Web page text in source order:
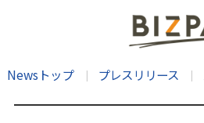
Newsトップ プレスリリース